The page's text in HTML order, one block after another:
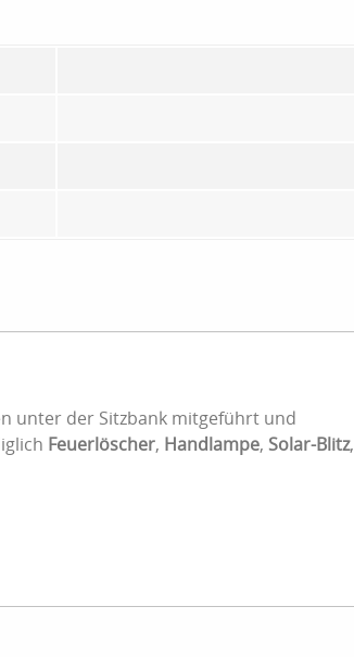
unter der Sitzbank mitgeführt und
Feuerlöscher, Handlampe, Solar-Blitz,